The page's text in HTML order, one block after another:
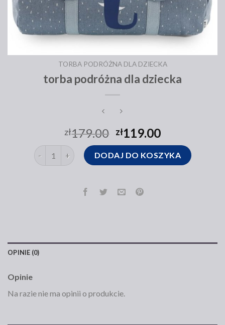
TORBA PODRÓŻNA DLA DZIECKA
torba podróżna dla dziecka
zł179.00 zł119.00
ilość torba podróżna dla dziecka
DODAJ DO KOSZYKA
OPINIE (0)
Opinie
Na razie nie ma opinii o produkcie.